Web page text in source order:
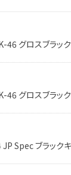
46 グロスブラック
46 グロスブラック
Spec ブラックキ